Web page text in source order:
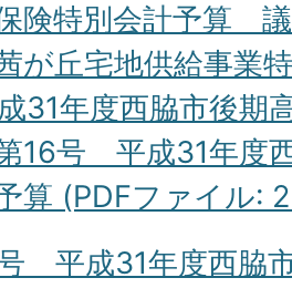
険特別会計予算
が丘宅地供給事業
31年度西脇市後期
16号 平成31年度
算 (PDFファイル:
平成31年度西脇